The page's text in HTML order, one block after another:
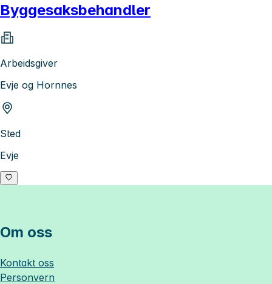
Byggesaksbehandler
Arbeidsgiver
Evje og Hornnes
Sted
Evje
Om oss
Kontakt oss
Personvern